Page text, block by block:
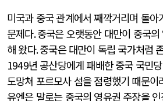
미국과 중국 관계에서 째깍거리며 돌아
문제다.중국은 오랫동안 대만이 중국
해 왔다.중국은 대만이 독립 국가처럼
1949년 공산당에게 패배한 중국 국민
도망쳐 포르모사 섬을 점령했기 때문이
유엔은 말로는 중국의 영유권 주장을